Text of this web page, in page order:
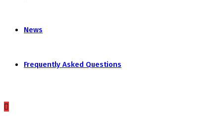
News
Frequently Asked Questions